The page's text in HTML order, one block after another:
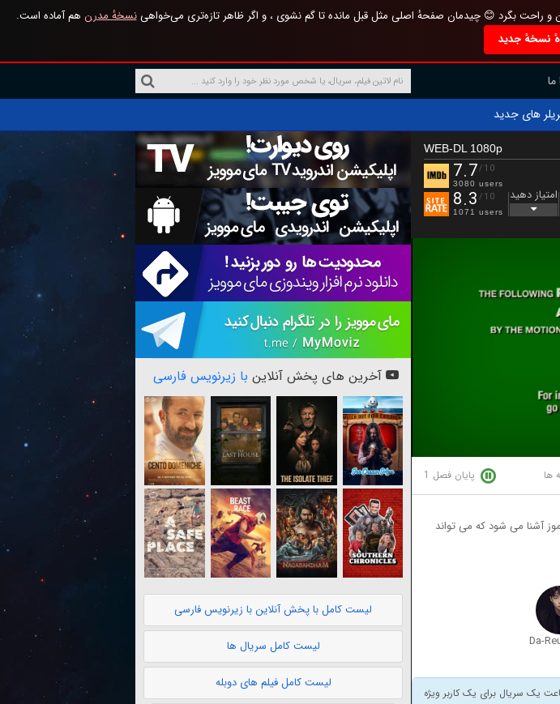
و راحت بگرد 😊 چیدمان صفحهٔ اصلی مثل قبل مانده تا گم نشوی ، و اگر ظاهر تازه‌تری می‌خواهینسخهٔ مدرن هم آماده است.
نسخهٔ جدید
های جدید
WEB-DL 1080p
7.7/10
3080 users
8.3 /10
1071 users
امتیاز دهید
ها پایان فصل 1
آشنا می شود که می تواند
آخرین های پخش آنلاین با زیرنویس فارسی
لیست کامل با پخش آنلاین با زیرنویس فارسی
لیست کامل سریال ها
لیست کامل فیلم های دوبله